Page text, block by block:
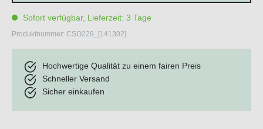
Sofort verfügbar, Lieferzeit: 3 Tage
Produktnummer: CSO229_[141302]
Hochwertige Qualität zu einem fairen Preis
Schneller Versand
Sicher einkaufen